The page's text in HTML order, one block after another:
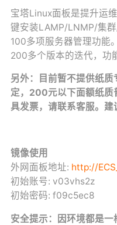
宝塔Linux面板是提升运
键安装LAMP/LNMP/集
100多项服务器管理功能
200多个版本的迭代，功
另外：目前暂不提供纸
定，200元以下面额纸质
具发票，请联系客服。建
镜像使用
外网面板地址: http://
初始账号: v03vhs2z
初始密码: f09c5ec8
安全提示：因环境都是